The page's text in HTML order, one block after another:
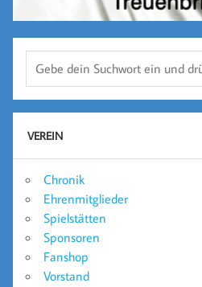
VEREIN
Chronik
Ehrenmitglieder
Spielstätten
Sponsoren
Fanshop
Vorstand